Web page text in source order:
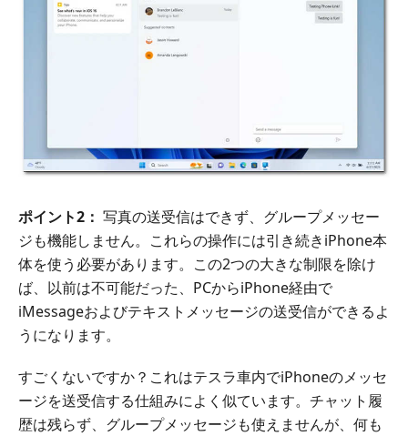
ポイント2： 写真の送受信はできず、グループメッセー
ジも機能しません。これらの操作には引き続きiPhone本
体を使う必要があります。この2つの大きな制限を除け
ば、以前は不可能だった、PCからiPhone経由で
iMessageおよびテキストメッセージの送受信ができるよ
うになります。
すごくないですか？これはテスラ車内でiPhoneのメッセ
ージを送受信する仕組みによく似ています。チャット履
歴は残らず、グループメッセージも使えませんが、何も